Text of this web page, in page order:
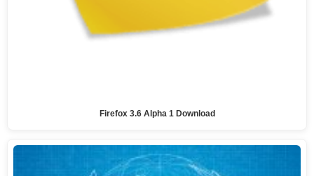
Firefox 3.6 Alpha 1 Download